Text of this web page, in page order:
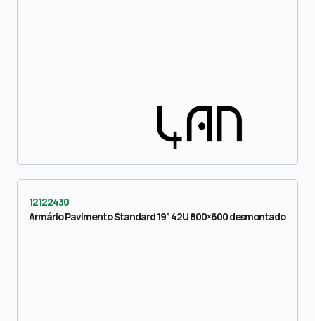
12122430
Armário Pavimento Standard 19” 42U 800×600 desmontado